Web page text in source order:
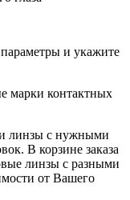
и укажите
марки контактных
линзы с нужными
В корзине заказа
линзы с разными
от Вашего